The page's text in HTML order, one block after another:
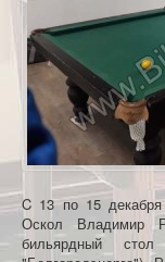
C 13 по 15
Оскол Владимир
бильярдный